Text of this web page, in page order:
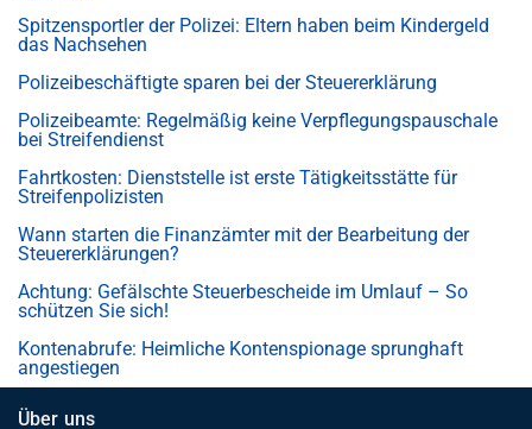
Spitzensportler der Polizei: Eltern haben beim Kindergeld
das Nachsehen
Polizeibeschäftigte sparen bei der Steuererklärung
Polizeibeamte: Regelmäßig keine Verpflegungspauschale
bei Streifendienst
Fahrtkosten: Dienststelle ist erste Tätigkeitsstätte für
Streifenpolizisten
Wann starten die Finanzämter mit der Bearbeitung der
Steuererklärungen?
Achtung: Gefälschte Steuerbescheide im Umlauf – So
schützen Sie sich!
Kontenabrufe: Heimliche Kontenspionage sprunghaft
angestiegen
Über uns